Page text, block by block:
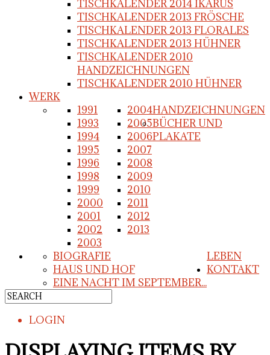
TISCHKALENDER 2014 IKARUS
TISCHKALENDER 2013 FRÖSCHE
TISCHKALENDER 2013 FLORALES
TISCHKALENDER 2013 HÜHNER
TISCHKALENDER 2010
HANDZEICHNUNGEN
TISCHKALENDER 2010 HÜHNER
WERK
HANDZEICHNUNGEN
1991
1993
1994
1995
1996
1998
1999
2000
2001
2002
2003
2004
2005
2006
2007
2008
2009
2010
2011
2012
2013
BÜCHER UND
PLAKATE
LEBEN
BIOGRAFIE
HAUS UND HOF
EINE NACHT IM SEPTEMBER...
KONTAKT
LOGIN